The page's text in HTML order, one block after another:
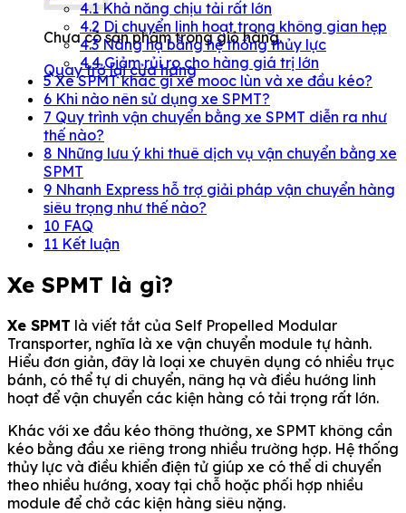
Chưa có sản phẩm trong giỏ hàng.
Quay trở lại cửa hàng
4.1Khả năng chịu tải rất lớn
4.2 Di chuyển linh hoạt trong không gian hẹp
4.3Nâng hạ bằng hệ thống thủy lực
4.4Giảm rủi ro cho hàng giá trị lớn
5Xe SPMT khác gì xe mooc lùn và xe đầu kéo?
6 Khi nào nên sử dụng xe SPMT?
7 Quy trình vận chuyển bằng xe SPMT diễn ra như
thế nào?
8 Những lưu ý khi thuê dịch vụ vận chuyển bằng xe
SPMT
9 Nhanh Express hỗ trợ giải pháp vận chuyển hàng
siêu trọng như thế nào?
10 FAQ
11 Kết luận
Xe SPMT là gì?
Xe SPMT là viết tắt của Self Propelled Modular
Transporter, nghĩa là xe vận chuyển module tự hành.
Hiểu đơn giản, đây là loại xe chuyên dụng có nhiều trục
bánh, có thể tự di chuyển, nâng hạ và điều hướng linh
hoạt để vận chuyển các kiện hàng có tải trọng rất lớn.
Khác với xe đầu kéo thông thường, xe SPMT không cần
kéo bằng đầu xe riêng trong nhiều trường hợp. Hệ thống
thủy lực và điều khiển điện tử giúp xe có thể di chuyển
theo nhiều hướng, xoay tại chỗ hoặc phối hợp nhiều
module để chở các kiện hàng siêu nặng.